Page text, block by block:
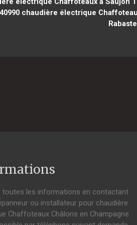
chaudière électrique
toutes les informations en contactant
ou installateur pour chaudière
Chaffoteaux Châlons en Champagne.